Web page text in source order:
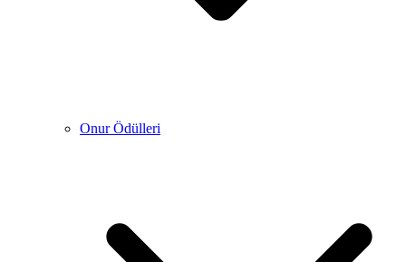
Onur Ödülleri